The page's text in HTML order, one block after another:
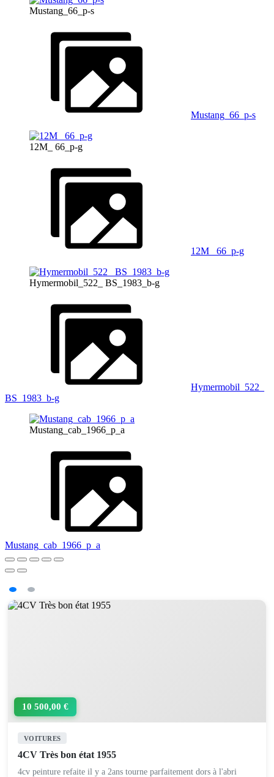
Mustang_66_p-s
Mustang_66_p-s
12M_ 66_p-g
12M_ 66_p-g
Hymermobil_522_ BS_1983_b-g
Hymermobil_522_
BS_1983_b-g
Mustang_cab_1966_p_a
Mustang_cab_1966_p_a
10 500,00 €
VOITURES
4CV Très bon état 1955
4cv peinture refaite il y a 2ans tourne parfaitement dors à l'abri